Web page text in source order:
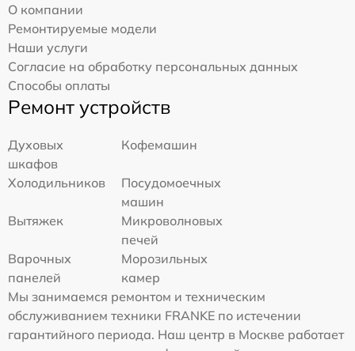
О компании
Ремонтируемые модели
Наши услуги
Согласие на обработку персональных данных
Способы оплаты
Ремонт устройств
Духовых
шкафов
Кофемашин
Холодильников
Посудомоечных
машин
Вытяжек
Микроволновых
печей
Варочных
панелей
Морозильных
камер
Мы занимаемся ремонтом и техническим
обслуживанием техники FRANKE по истечении
гарантийного периода. Наш центр в Москве работает